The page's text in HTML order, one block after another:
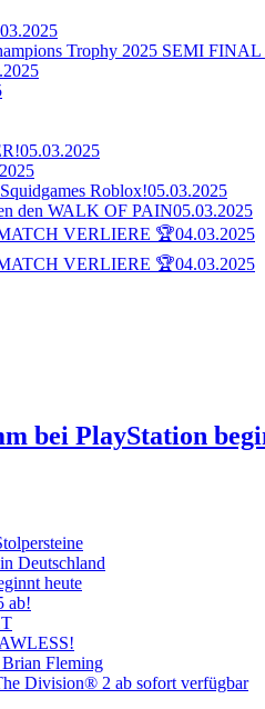
Trophy 2025 SEMI FINAL
05.03.2025
Roblox!05.03.2025
den WALK OF PAIN05.03.2025
VERLIERE 🏆04.03.2025
VERLIERE 🏆04.03.2025
bei PlayStation
Deutschland
heute
ab!
Brian Fleming
Division® 2 ab sofort verfügbar